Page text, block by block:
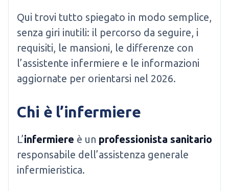
Qui trovi tutto spiegato in modo semplice,
senza giri inutili: il percorso da seguire, i
requisiti, le mansioni, le differenze con
l’assistente infermiere e le informazioni
aggiornate per orientarsi nel 2026.
Chi è l’infermiere
L’infermiere è un professionista sanitario
responsabile dell’assistenza generale
infermieristica.